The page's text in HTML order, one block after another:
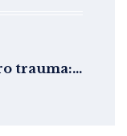
trauma: